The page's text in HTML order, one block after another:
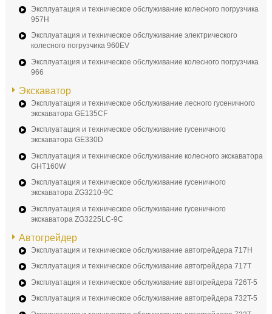
Эксплуатация и техническое обслуживание колесного погрузчика
957H
Эксплуатация и техническое обслуживание электрического
колесного погрузчика 960EV
Эксплуатация и техническое обслуживание колесного погрузчика
966
Экскаватор
Эксплуатация и техническое обслуживание лесного гусеничного
экскаватора GE135CF
Эксплуатация и техническое обслуживание гусеничного
экскаватора GE330D
Эксплуатация и техническое обслуживание колесного экскаватора
GHT160W
Эксплуатация и техническое обслуживание гусеничного
экскаватора ZG3210-9C
Эксплуатация и техническое обслуживание гусеничного
экскаватора ZG3225LC-9C
Автогрейдер
Эксплуатация и техническое обслуживание автогрейдера 717H
Эксплуатация и техническое обслуживание автогрейдера 717T
Эксплуатация и техническое обслуживание автогрейдера 726T-5
Эксплуатация и техническое обслуживание автогрейдера 732T-5